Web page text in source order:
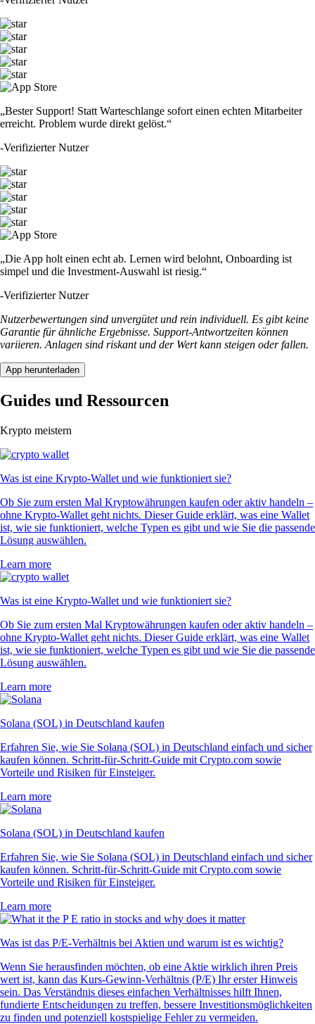
„Bester Support! Statt Warteschlange sofort einen echten Mitarbeiter
erreicht. Problem wurde direkt gelöst.“
-Verifizierter Nutzer
„Die App holt einen echt ab. Lernen wird belohnt, Onboarding ist
simpel und die Investment-Auswahl ist riesig.“
-Verifizierter Nutzer
Nutzerbewertungen sind unvergütet und rein individuell. Es gibt keine
Garantie für ähnliche Ergebnisse. Support-Antwortzeiten können
variieren. Anlagen sind riskant und der Wert kann steigen oder fallen.
App herunterladen
Guides und Ressourcen
Krypto meistern
Was ist eine Krypto-Wallet und wie funktioniert sie?
Ob Sie zum ersten Mal Kryptowährungen kaufen oder aktiv handeln –
ohne Krypto-Wallet geht nichts. Dieser Guide erklärt, was eine Wallet
ist, wie sie funktioniert, welche Typen es gibt und wie Sie die passende
Lösung auswählen.
Learn more
Was ist eine Krypto-Wallet und wie funktioniert sie?
Ob Sie zum ersten Mal Kryptowährungen kaufen oder aktiv handeln –
ohne Krypto-Wallet geht nichts. Dieser Guide erklärt, was eine Wallet
ist, wie sie funktioniert, welche Typen es gibt und wie Sie die passende
Lösung auswählen.
Learn more
Solana (SOL) in Deutschland kaufen
Erfahren Sie, wie Sie Solana (SOL) in Deutschland einfach und sicher
kaufen können. Schritt-für-Schritt-Guide mit Crypto.com sowie
Vorteile und Risiken für Einsteiger.
Learn more
Solana (SOL) in Deutschland kaufen
Erfahren Sie, wie Sie Solana (SOL) in Deutschland einfach und sicher
kaufen können. Schritt-für-Schritt-Guide mit Crypto.com sowie
Vorteile und Risiken für Einsteiger.
Learn more
Was ist das P/E-Verhältnis bei Aktien und warum ist es wichtig?
Wenn Sie herausfinden möchten, ob eine Aktie wirklich ihren Preis
wert ist, kann das Kurs-Gewinn-Verhältnis (P/E) Ihr erster Hinweis
sein. Das Verständnis dieses einfachen Verhältnisses hilft Ihnen,
fundierte Entscheidungen zu treffen, bessere Investitionsmöglichkeiten
zu finden und potenziell kostspielige Fehler zu vermeiden.